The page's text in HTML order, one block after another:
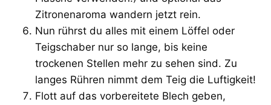
Zitronenaroma wandern jetzt rein.
Nun rührst du alles mit einem Löffel oder
Teigschaber nur so lange, bis keine
trockenen Stellen mehr zu sehen sind. Zu
langes Rühren nimmt dem Teig die Luftigkeit!
Flott auf das vorbereitete Blech geben,